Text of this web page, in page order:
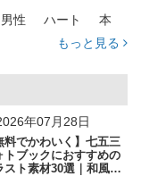
男性 ハート 本
トラック 木
魚 家族 書類
キラキラ
もっと見る
年07月28日
料でかわいく】七五三
トブックにおすすめの
スト素材30選｜和風の